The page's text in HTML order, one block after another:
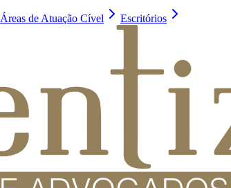
Áreas de Atuação Cível Escritórios